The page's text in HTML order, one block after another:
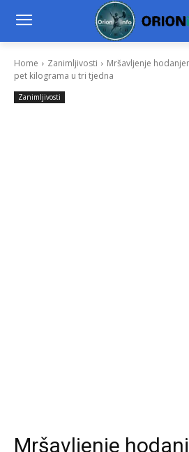
Home Zanimljivosti
Mršavljenje
pet kilograma u tri tjedna
Zanimljivosti
Mršavljenje